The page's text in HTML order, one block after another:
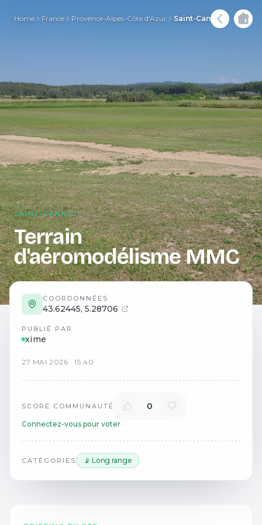
Home France Provence-Alpes-Côte d'Azur Saint-Cannat
SAINT-CANNAT
Terrain
d'aéromodélisme MMC
COORDONNÉES
43.62445, 5.28706
PUBLIÉ PAR
xime
27 MAI 2026 ·15:40
SCORE COMMUNAUTÉ 0
Connectez-vous pour voter
CATÉGORIES 📡 Long range